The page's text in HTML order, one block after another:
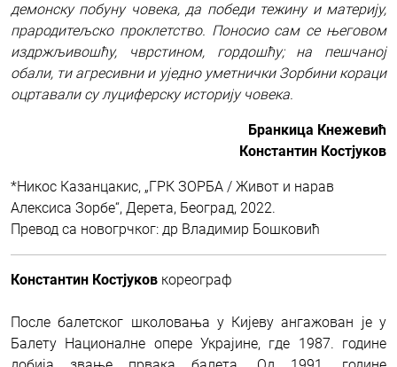
демонску побуну човека, да победи тежину и материју,
прародитељско проклетство. Поносио сам се његовом
издржљивошћу, чврстином, гордошћу; на пешчаној
обали, ти агресивни и уједно уметнички Зорбини кораци
оцртавали су луциферску историју човека.
Бранкица Кнежевић
Константин Костјуков
*Никос Казанцакис, „ГРК ЗОРБА / Живот и нарав
Алексиса Зорбе“, Дерета, Београд, 2022.
Превод са новогрчког: др Владимир Бошковић
Константин Костјуков кореограф
После балетског школовања у Кијеву ангажован је у
Балету Националнe опере Украјине, где 1987. године